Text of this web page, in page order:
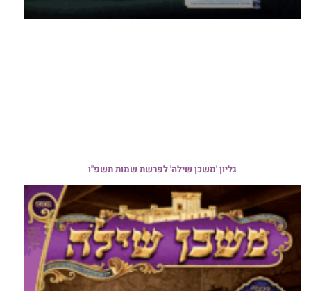
גליון 'משכן שילה' לפרשת שמות תשפ"ו